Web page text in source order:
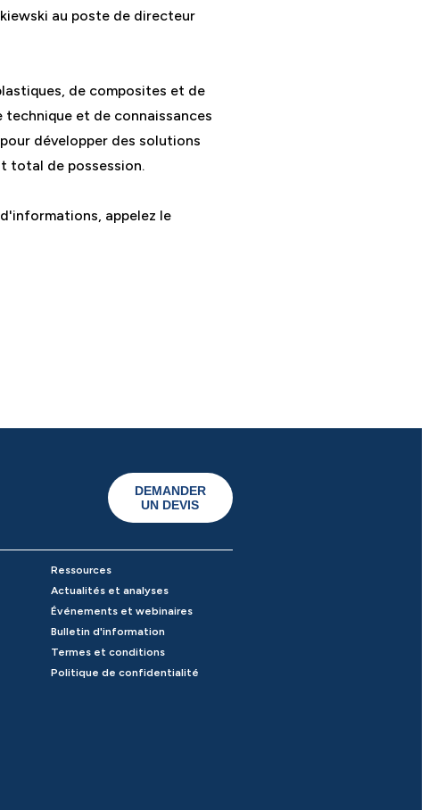
au poste de directeur
de composites et de
et de connaissances
développer des solutions
total de possession.
appelez le
DEMANDER
UN DEVIS
Ressources
Actualités et analyses
Événements et webinaires
Bulletin d'information
Termes et conditions
Politique de confidentialité